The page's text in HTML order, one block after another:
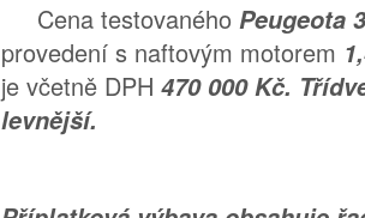
Cena testovaného Peugeota
provedení s naftovým motorem
je včetně DPH 470 000 Kč.
levnější.